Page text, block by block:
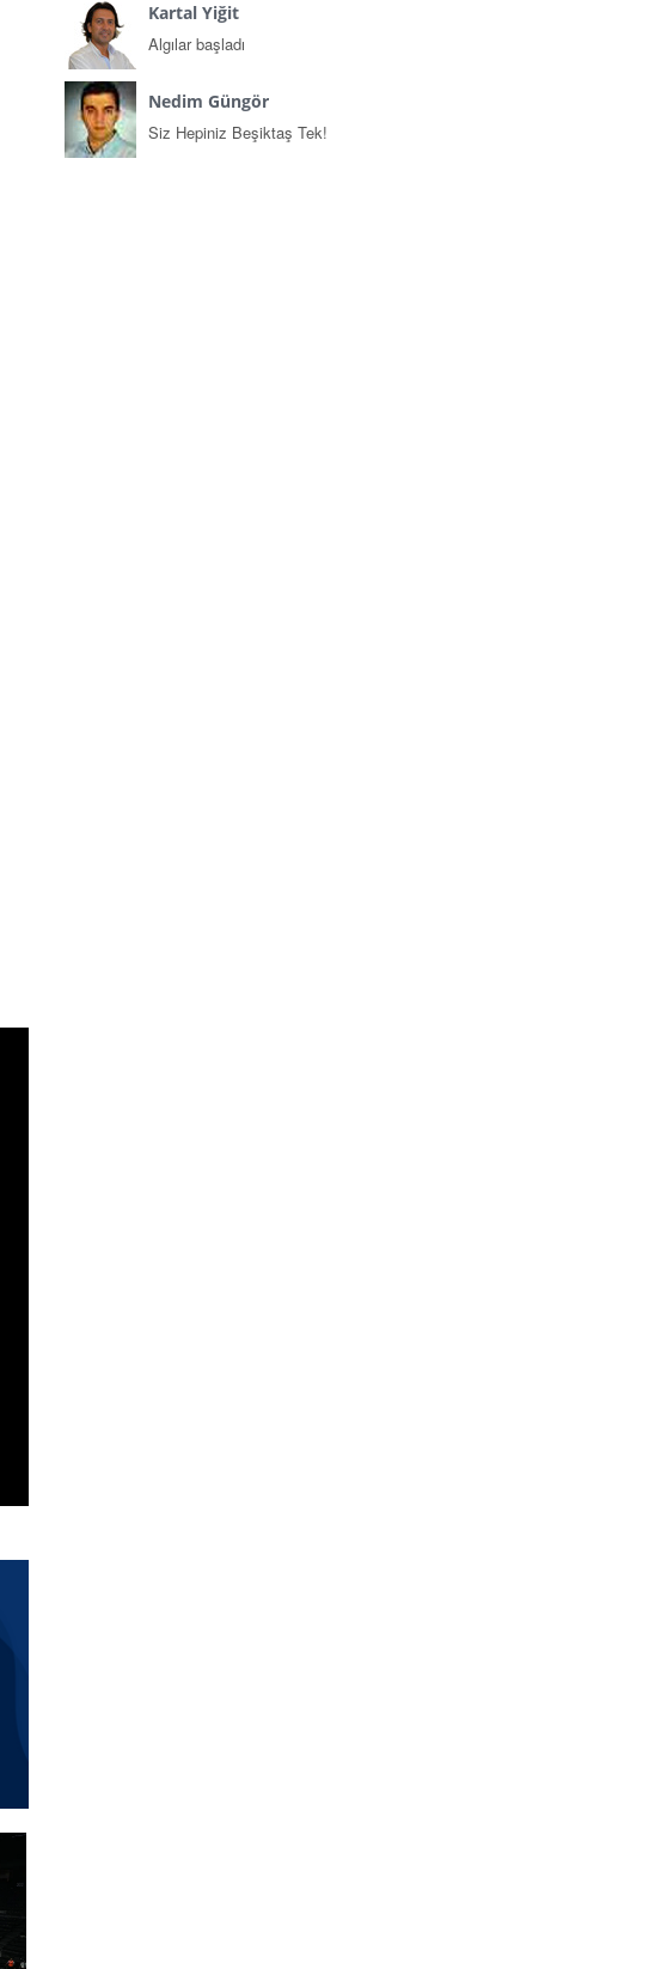
Kartal Yiğit
Algılar başladı
Nedim Güngör
Siz Hepiniz Beşiktaş Tek!